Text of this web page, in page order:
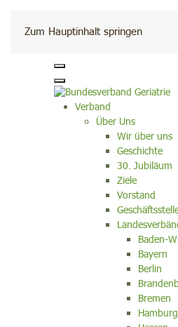
Zum Hauptinhalt springen
Kontakt
Verband
Über Uns
Wir über uns
Geschichte
30. Jubiläum
Ziele
Vorstand
Baden-
Bayern
Berlin
Bremen
Hamburg